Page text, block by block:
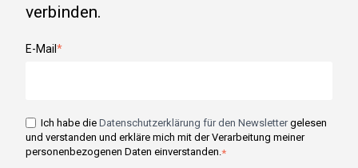
verbinden.
E-Mail *
Ich habe die Datenschutzerklärung für den Newslettergelesen
und verstanden und erkläre mich mit der Verarbeitung meiner
personenbezogenen Daten einverstanden.*